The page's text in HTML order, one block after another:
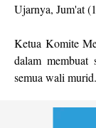
Ujarnya, Jum'at
Ketua Komite
dalam membuat
semua wali murid.